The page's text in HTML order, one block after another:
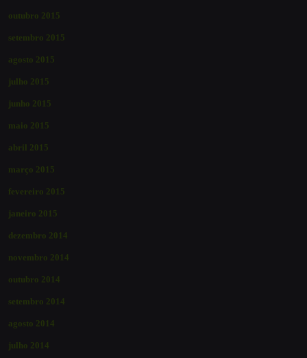
outubro 2015
setembro 2015
agosto 2015
julho 2015
junho 2015
maio 2015
abril 2015
março 2015
fevereiro 2015
janeiro 2015
dezembro 2014
novembro 2014
outubro 2014
setembro 2014
agosto 2014
julho 2014